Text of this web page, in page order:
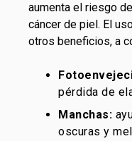
aumenta el riesgo
cáncer de piel. El
otros beneficios, a
pérdida de
Manchas:
oscuras y